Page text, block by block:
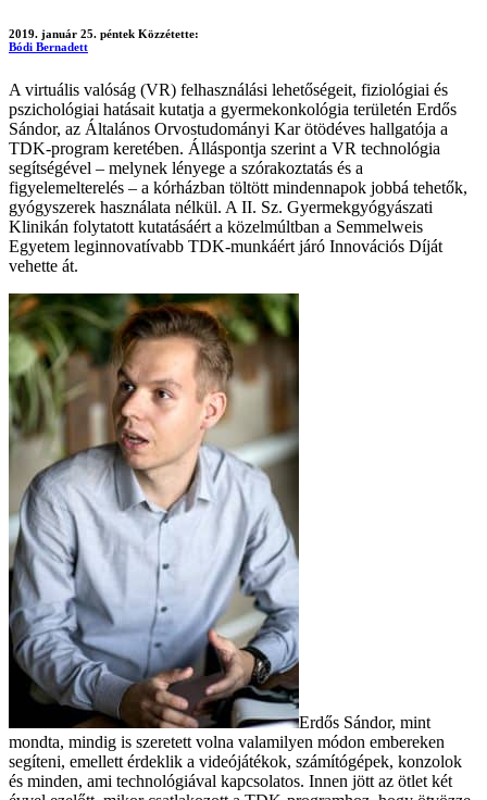
2019. január 25. péntek Közzétette:
Bódi Bernadett
A virtuális valóság (VR) felhasználási lehetőségeit, fiziológiai és
pszichológiai hatásait kutatja a gyermekonkológia területén Erdős
Sándor, az Általános Orvostudományi Kar ötödéves hallgatója a
TDK-program keretében. Álláspontja szerint a VR technológia
segítségével – melynek lényege a szórakoztatás és a
figyelemelterelés – a kórházban töltött mindennapok jobbá tehetők,
gyógyszerek használata nélkül. A II. Sz. Gyermekgyógyászati
Klinikán folytatott kutatásáért a közelmúltban a Semmelweis
Egyetem leginnovatívabb TDK-munkáért járó Innovációs Díját
vehette át.
Erdős Sándor, mint
mondta, mindig is szeretett volna valamilyen módon embereken
segíteni, emellett érdeklik a videójátékok, számítógépek, konzolok
és minden, ami technológiával kapcsolatos. Innen jött az ötlet két